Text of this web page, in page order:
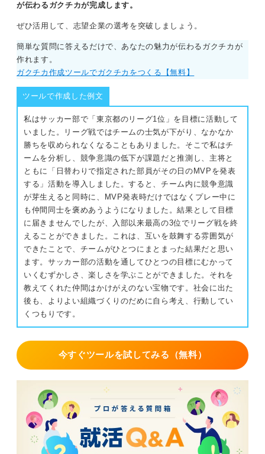
が伝わるガクチカが完成します。
ぜひ活用して、志望企業の選考を突破しましょう。
簡単な質問に答えるだけで、あなたの魅力が伝わるガクチカが
作れます。
ガクチカ作成ツールでガクチカをつくる【無料】
ツールで作成した例文
私はサッカー部で「東京都のリーグ1位」を目標に活動して
いました。リーグ戦ではチームの士気が下がり、なかなか
勝ちを収められなくなることもありました。そこで私はチ
ームを分析し、競争意識の低下が課題だと推測し、主将と
ともに「日替わりで指定された部員がその日のMVPを発表
する」活動を導入しました。すると、チーム内に競争意識
が芽生えると同時に、MVP発表時だけではなくプレー中に
も仲間同士を褒めあうようになりました。結果として目標
に届きませんでしたが、入部以来最高の3位でリーグ戦を終
えることができました。これは、互いを鼓舞する雰囲気が
できたことで、チームがひとつにまとまった結果だと思い
ます。サッカー部の活動を通してひとつの目標にむかって
いくむずかしさ、楽しさを学ぶことができました。それを
教えてくれた仲間はかけがえのない宝物です。社会に出た
後も、よりよい組織づくりのだめに自ら考え、行動してい
くつもりです。
今すぐツールを試してみる（無料）